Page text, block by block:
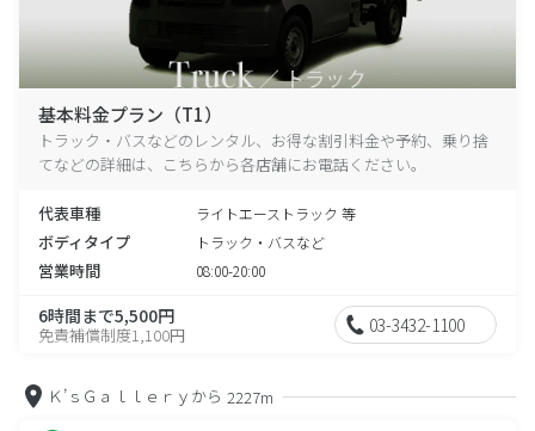
基本料金プラン（T1）
トラック・バスなどのレンタル、お得な割引料金や予約、乗り捨
てなどの詳細は、こちらから各店舗にお電話ください。
代表車種 ライトエーストラック 等
ボディタイプ トラック・バスなど
営業時間 08:00-20:00
6時間まで5,500円
免責補償制度1,100円 03-3432-1100
Ｋ’ｓＧａｌｌｅｒｙから 2227m